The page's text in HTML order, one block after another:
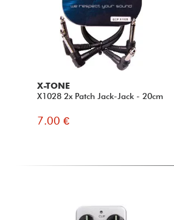
X-TONE
X1028 2x Patch Jack-Jack - 20cm
7.00 €